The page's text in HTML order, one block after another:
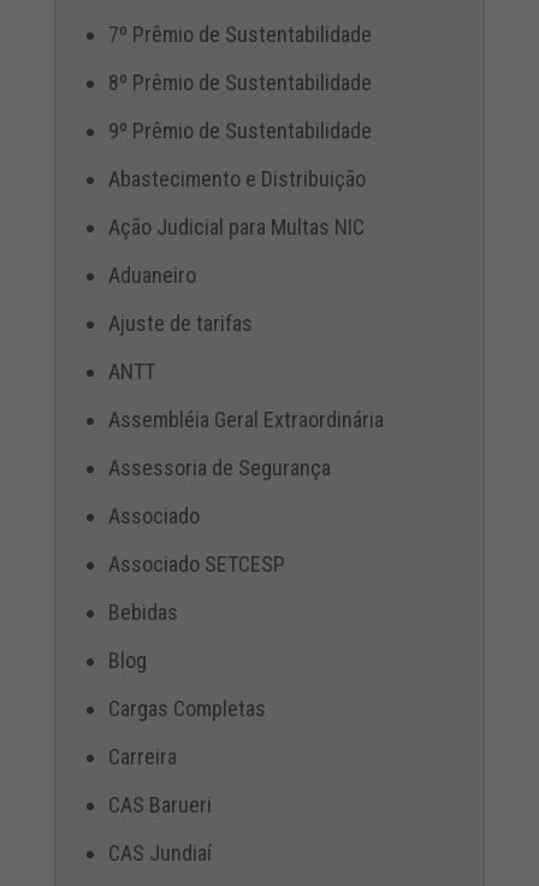
7º Prêmio de Sustentabilidade
8º Prêmio de Sustentabilidade
9º Prêmio de Sustentabilidade
Abastecimento e Distribuição
Ação Judicial para Multas NIC
Aduaneiro
Ajuste de tarifas
ANTT
Assembléia Geral Extraordinária
Assessoria de Segurança
Associado
Associado SETCESP
Bebidas
Blog
Cargas Completas
Carreira
CAS Barueri
CAS Jundiaí